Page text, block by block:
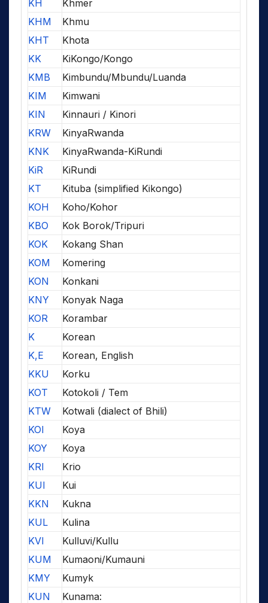
KH
Khmer
KHM
Khmu
KHT
Khota
KK
KiKongo/Kongo
KMB
Kimbundu/Mbundu/Luanda
KIM
Kimwani
KIN
Kinnauri / Kinori
KRW
KinyaRwanda
KNK
KinyaRwanda-KiRundi
KiR
KiRundi
KT
Kituba (simplified Kikongo)
KOH
Koho/Kohor
KBO
Kok Borok/Tripuri
KOK
Kokang Shan
KOM
Komering
KON
Konkani
KNY
Konyak Naga
KOR
Korambar
K
Korean
K,E
Korean, English
KKU
Korku
KOT
Kotokoli / Tem
KTW
Kotwali (dialect of Bhili)
KOI
Koya
KOY
Koya
KRI
Krio
KUI
Kui
KKN
Kukna
KUL
Kulina
KVI
Kulluvi/Kullu
KUM
Kumaoni/Kumauni
KMY
Kumyk
KUN
Kunama: